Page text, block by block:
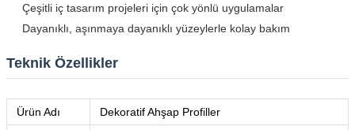
Çeşitli iç tasarım projeleri için çok yönlü uygulamalar
Dayanıklı, aşınmaya dayanıklı yüzeylerle kolay bakım
Teknik Özellikler
Ürün Adı Dekoratif Ahşap Profiller